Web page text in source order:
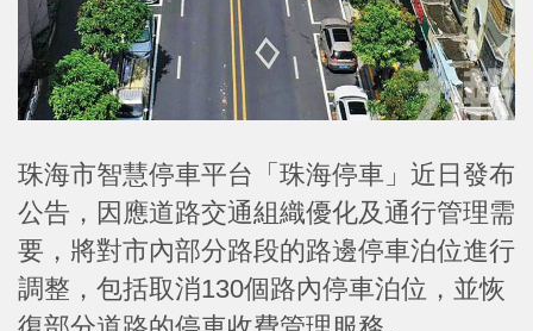
珠海市智慧停車平台「珠海停車」近日發布
公告，因應道路交通組織優化及通行管理需
要，將對市內部分路段的路邊停車泊位進行
調整，包括取消130個路內停車泊位，並恢